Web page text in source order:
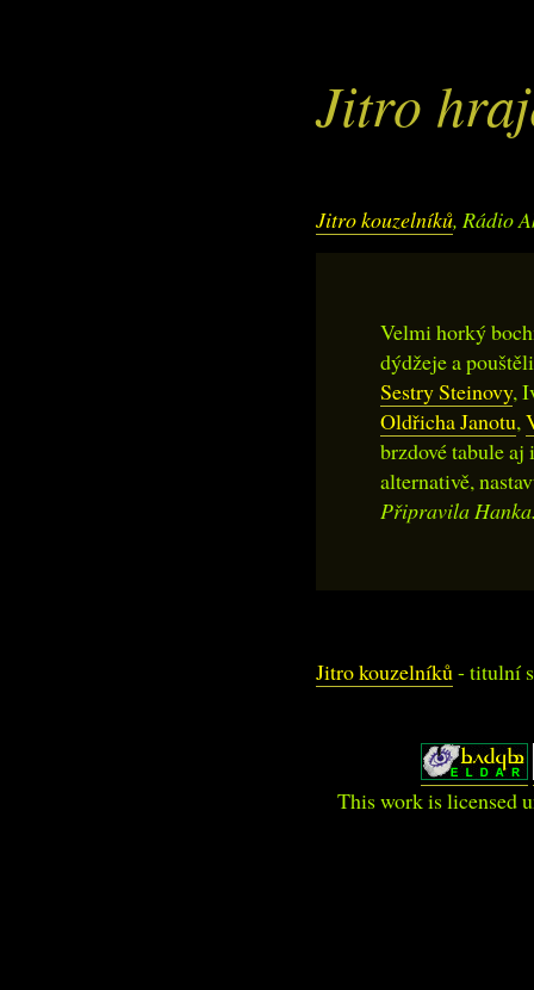
Jitro
Jitro kouzelníků, Rádio
Velmi horký
dýdžeje a
Sestry Steinovy,
Oldřicha Janotu,
brzdové tabule
alternativě,
Připravila
Jitro kouzelníků- titulní
This work is licensed